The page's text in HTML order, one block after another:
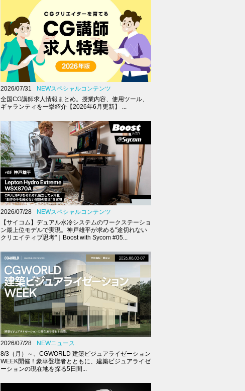
2026/07/31
NEWスペシャルコンテンツ
全国CG講師求人情報まとめ。授業内容、使用ツール、
ギャランティを一挙紹介【2026年6月更新】 ...
2026/07/28
NEWスペシャルコンテンツ
【サイコム】デュアル水冷システムのワークステーショ
ン最上位モデルで実現。神戸雄平が求める"途切れない
クリエイティブ思考"｜Boost with Sycom #05...
2026/07/28
NEWニュース
8/3（月）～、CGWORLD 建築ビジュアライゼーション
WEEK開催！豪華登壇者とともに、建築ビジュアライゼ
ーションの現在地を探る5日間...